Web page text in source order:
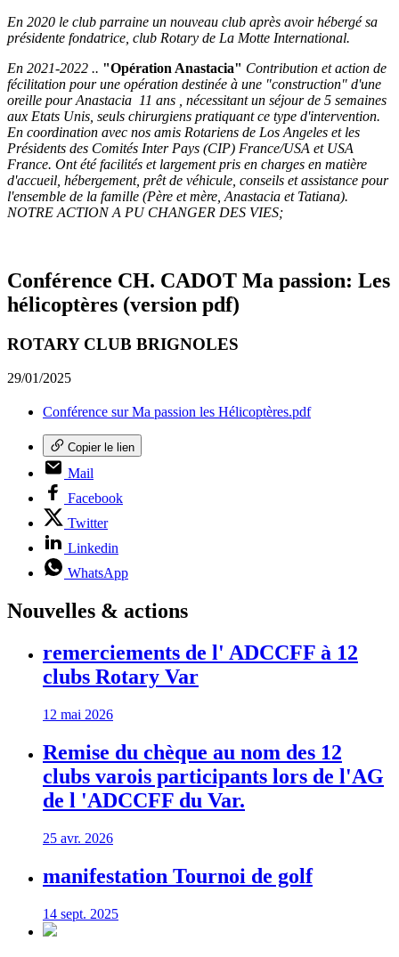
En 2020 le club parraine un nouveau club après avoir hébergé sa
présidente fondatrice, club Rotary de La Motte International.
En 2021-2022 .. "Opération Anastacia" Contribution et action de
fécilitation pour une opération destinée à une "construction" d'une
oreille pour Anastacia 11 ans , nécessitant un séjour de 5 semaines
aux Etats Unis, seuls chirurgiens pratiquant ce type d'intervention.
En coordination avec nos amis Rotariens de Los Angeles et les
Présidents des Comités Inter Pays (CIP) France/USA et USA
France. Ont été facilités et largement pris en charges en matière
d'accueil, hébergement, prêt de véhicule, conseils et assistance pour
l'ensemble de la famille (Père et mère, Anastacia et Tatiana).
NOTRE ACTION A PU CHANGER DES VIES;
Conférence CH. CADOT Ma passion: Les
hélicoptères (version pdf)
ROTARY CLUB BRIGNOLES
29/01/2025
Conférence sur Ma passion les Hélicoptères.pdf
Copier le lien
Mail
Facebook
Twitter
Linkedin
WhatsApp
Nouvelles & actions
remerciements de l' ADCCFF à 12
clubs Rotary Var
12 mai 2026
Remise du chèque au nom des 12
clubs varois participants lors de l'AG
de l 'ADCCFF du Var.
25 avr. 2026
manifestation Tournoi de golf
14 sept. 2025